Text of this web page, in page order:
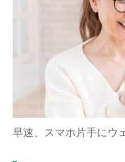
早速、スマホ片手にウ